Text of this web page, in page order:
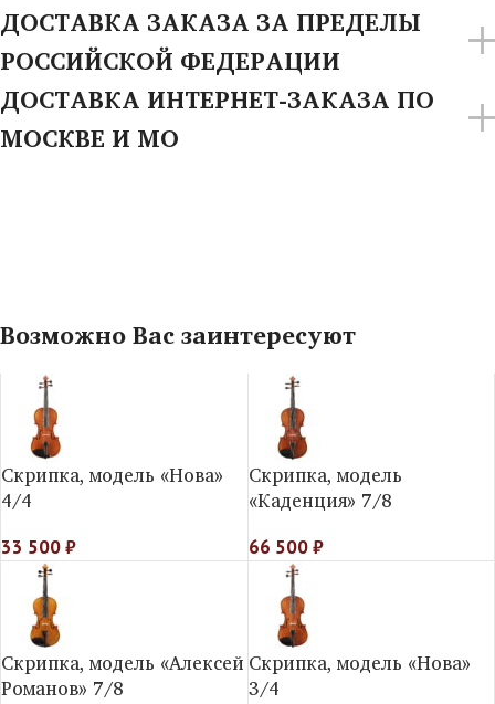
ДОСТАВКА ЗАКАЗА ЗА ПРЕДЕЛЫ
РОССИЙСКОЙ ФЕДЕРАЦИИ
ДОСТАВКА ИНТЕРНЕТ-ЗАКАЗА ПО
МОСКВЕ И МО
Возможно Вас заинтересуют
Скрипка, модель «Нова»
4/4
33 500₽
Скрипка, модель
«Каденция» 7/8
66 500₽
Скрипка, модель «Алексей
Романов» 7/8
Скрипка, модель «Нова»
3/4